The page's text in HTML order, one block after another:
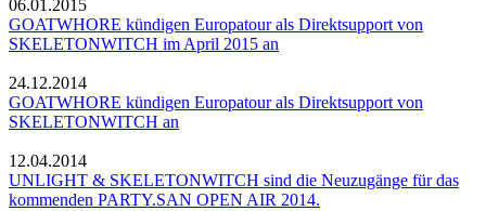
06.01.2015
GOATWHORE kündigen Europatour als Direktsupport von
SKELETONWITCH im April 2015 an
24.12.2014
GOATWHORE kündigen Europatour als Direktsupport von
SKELETONWITCH an
12.04.2014
UNLIGHT & SKELETONWITCH sind die Neuzugänge für das
kommenden PARTY.SAN OPEN AIR 2014.